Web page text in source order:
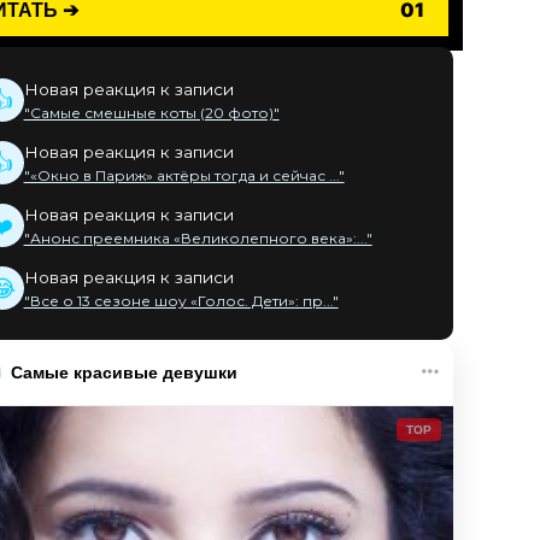
➔ 01
Новая реакция к записи
"Самые смешные коты (20 фото)"
Новая реакция к записи
"«Окно в Париж» актёры тогда и сейчас ..."
Новая реакция к записи
"Анонс преемника «Великолепного века»:..."
Новая реакция к записи
"Все о 13 сезоне шоу «Голос. Дети»: пр..."
Самые красивые девушки
TOP